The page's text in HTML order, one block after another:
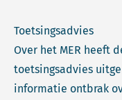
Toetsingsadvies
Over het MER heeft
toetsingsadvies
informatie ontbrak